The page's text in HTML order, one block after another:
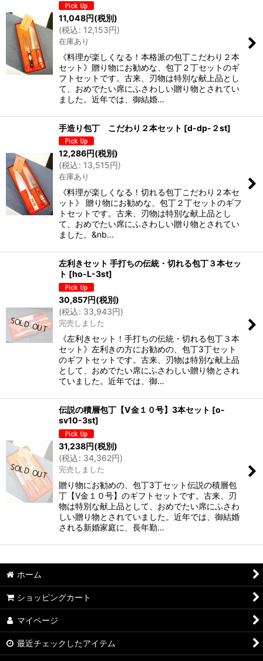
11,048円(税別)
(税込: 12,153円)
在庫あり
《料理が楽しくなる！本格派の包丁こだわり２本
セット》贈り物にお勧めな、包丁２丁セットのギ
フトセットです。古来、刃物は特別な献上品とし
て、おめでたい席にふさわしい贈り物とされてい
ました。近年では、御結婚…
手造り包丁 こだわり２本セット [d-dp-２st]
12,286円(税別)
(税込: 13,515円)
在庫あり
《料理が楽しくなる！切れる包丁こだわり２本セ
ット》 贈り物にお勧めな、包丁２丁セットのギフ
トセットです。古来、刃物は特別な献上品とし
て、おめでたい席にふさわしい贈り物とされてい
ました。&nb…
左利きセット 手打ちの伝統・切れる包丁３本セッ
ト [ho-L-3st]
30,857円(税別)
(税込: 33,943円)
完売しました
《左利きセット！手打ちの伝統・切れる包丁３本
セット》左利きの方にお勧めの、包丁3丁セット
のギフトセットです。古来、刃物は特別な献上品
として、おめでたい席にふさわしい贈り物とされ
ていました。近年では、御…
伝説の積層包丁【V金１０号】3本セット [o-
sv10-3st]
31,238円(税別)
(税込: 34,362円)
完売しました
贈り物にお勧めの、包丁3丁セット伝説の積層包
丁【V金１０号】のギフトセットです。古来、刃
物は特別な献上品として、おめでたい席にふさわ
しい贈り物とされていました。近年では、御結婚
される新婚家庭に、長年勤…
ホーム
ショッピングカート
マイページ
最近チェックしたアイテム